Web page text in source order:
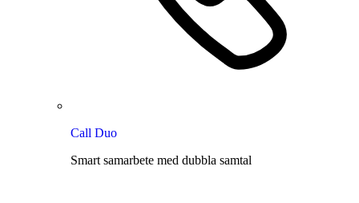
Call Duo
Smart samarbete med dubbla samtal